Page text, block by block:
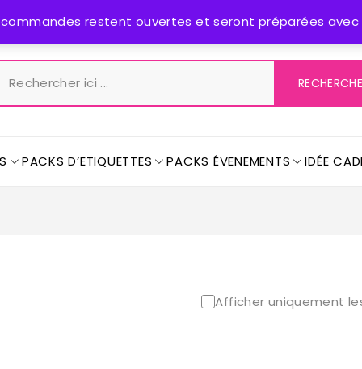
commandes restent ouvertes et seront préparées avec
PACKS D’ETIQUETTES PACKS ÉVENEMENTS IDÉE
Afficher uniquement